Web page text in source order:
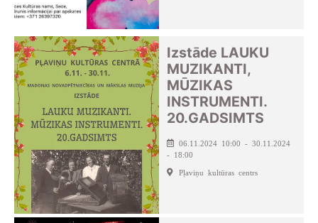
Izstāde LAUKU
MUZIKANTI,
MŪZIKAS
INSTRUMENTI.
20.GADSIMTS
06.11.2024 10:00 - 30.11.2024
- 18:00
Pļaviņu kultūras centrs